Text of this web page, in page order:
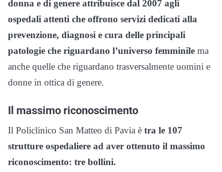
donna e di genere attribuisce dal 2007 agli
ospedali attenti che offrono servizi dedicati alla
prevenzione, diagnosi e cura delle principali
patologie che riguardano l’universo femminile ma
anche quelle che riguardano trasversalmente uomini e
donne in ottica di genere.
Il massimo riconoscimento
Il Policlinico San Matteo di Pavia è tra le 107
strutture ospedaliere ad aver ottenuto il massimo
riconoscimento: tre bollini.